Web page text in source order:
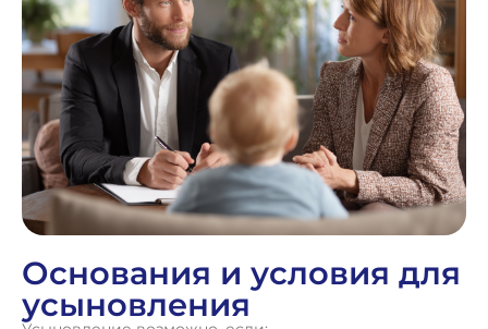
Основания и условия для
усыновления